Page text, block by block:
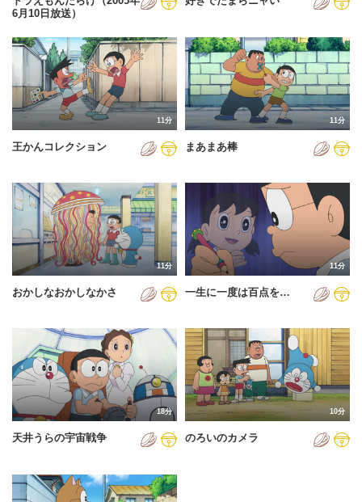
6月10日放送）
11分
王かんコレクション
11分
まあまあ棒
11分
おかしなおかしなかさ
11分
一生に一度は百点を…
18分
天井うらの宇宙戦争
10分
のろいのカメラ